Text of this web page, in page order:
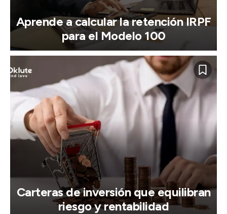
Aprende a calcular la retención IRPF
para el Modelo 100
Carteras de inversión que equilibran
riesgo y rentabilidad